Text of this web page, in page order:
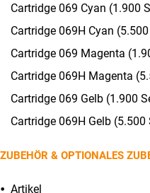
Cartridge 069 Cyan (1.900
Cartridge 069H Cyan
Cartridge 069 Magenta
Cartridge 069H Magenta
Cartridge 069 Gelb (1.900
Cartridge 069H Gelb (5.500
ZUBEHÖR & OPTIONALES
Artikel